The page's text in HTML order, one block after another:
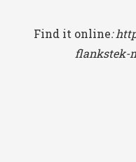
Find it online:
flankstek-